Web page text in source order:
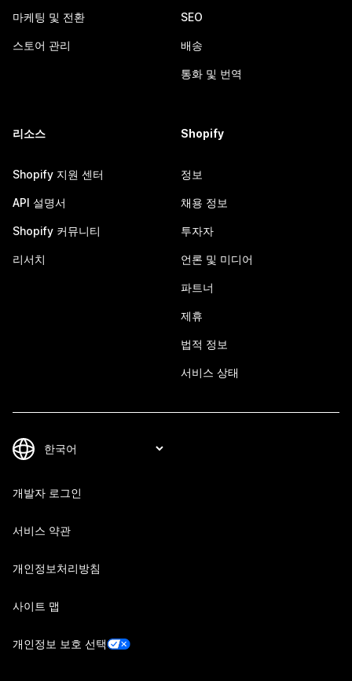
마케팅 및 전환
스토어 관리
SEO
배송
통화 및 번역
리소스
Shopify 지원 센터
API 설명서
Shopify 커뮤니티
리서치
Shopify
정보
채용 정보
투자자
언론 및 미디어
파트너
제휴
법적 정보
서비스 상태
개발자 로그인
서비스 약관
개인정보처리방침
사이트 맵
개인정보 보호 선택